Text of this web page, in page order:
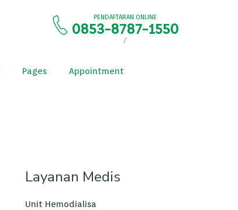
PENDAFTARAN ONLINE
0853-8787-1550
/
Pages Appointment
Layanan Medis
Unit Hemodialisa